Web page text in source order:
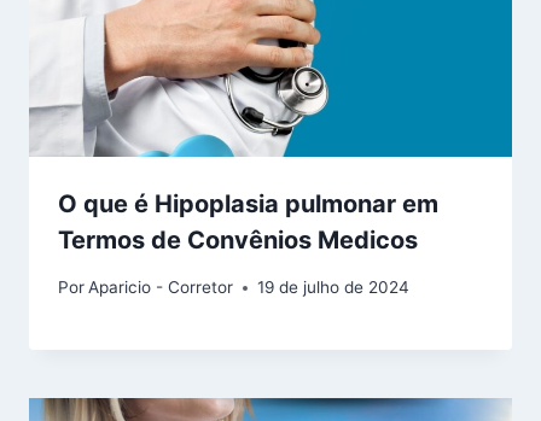
O que é Hipoplasia pulmonar em
Termos de Convênios Medicos
PorAparicio - Corretor 19 de julho de 2024